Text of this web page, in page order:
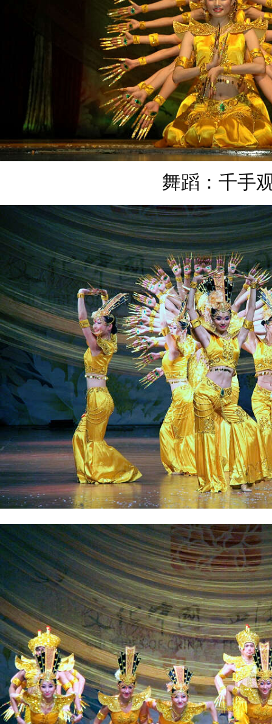
舞蹈：千手